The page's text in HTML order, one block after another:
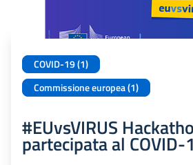
COVID-19 (1)
Commissione europea (1)
#EUvsVIRUS
partecipata al COVID-